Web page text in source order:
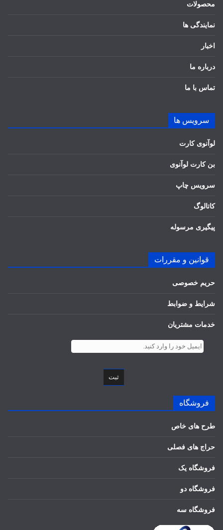
محصولات
نمایندگی ها
اخبار
درباره ما
تماس با ما
سرویس ها
لوآنوی کارت
بن کارت لوآنوی
سرویس چاپ
کاتالوگ
پیگیری مرسوله
قوانین و مقررات
حریم خصوصی
شرایط و ضوابط
خدمات مشتریان
ثبت
فروشگاه
طرح های خاص
حراج های فصلی
فروشگاه یک
فروشگاه دو
فروشگاه سه